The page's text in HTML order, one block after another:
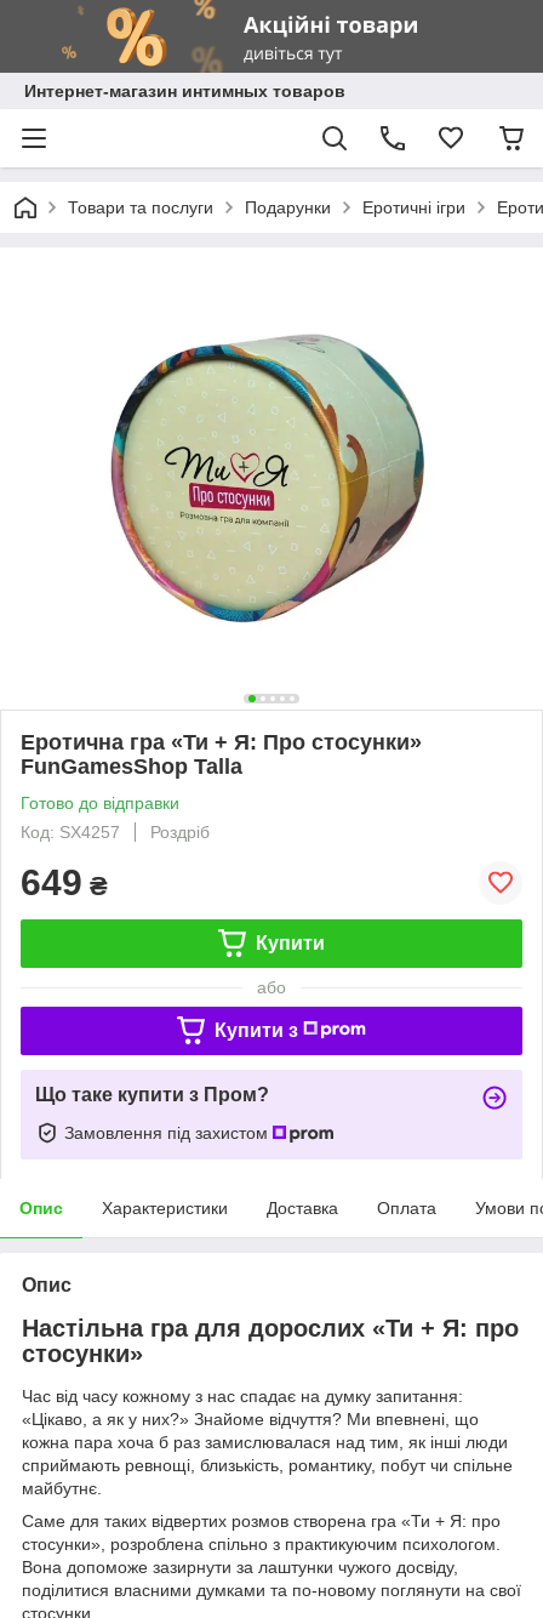
Интернет-магазин интимных товаров
Товари та послуги Подарунки Еротичні ігри
Еротична гра «Ти + Я: Про стосунки»
FunGamesShop Talla
Готово до відправки
Код: SX4257
Роздріб
649 ₴
Купити
або
Купити з
Що таке купити з Пром?
Замовлення під захистом
Опис Характеристики Доставка Оплата Умови
Опис
Настільна гра для дорослих «Ти + Я: про
стосунки»
Час від часу кожному з нас спадає на думку запитання:
«Цікаво, а як у них?» Знайоме відчуття? Ми впевнені, що
кожна пара хоча б раз замислювалася над тим, як інші люди
сприймають ревнощі, близькість, романтику, побут чи спільне
майбутнє.
Саме для таких відвертих розмов створена гра «Ти + Я: про
стосунки», розроблена спільно з практикуючим психологом.
Вона допоможе зазирнути за лаштунки чужого досвіду,
поділитися власними думками та по-новому поглянути на свої
стосунки.